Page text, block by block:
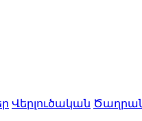
Վերլուծական